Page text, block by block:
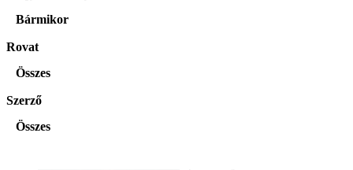
Bármikor
Rovat
Összes
Szerző
Összes